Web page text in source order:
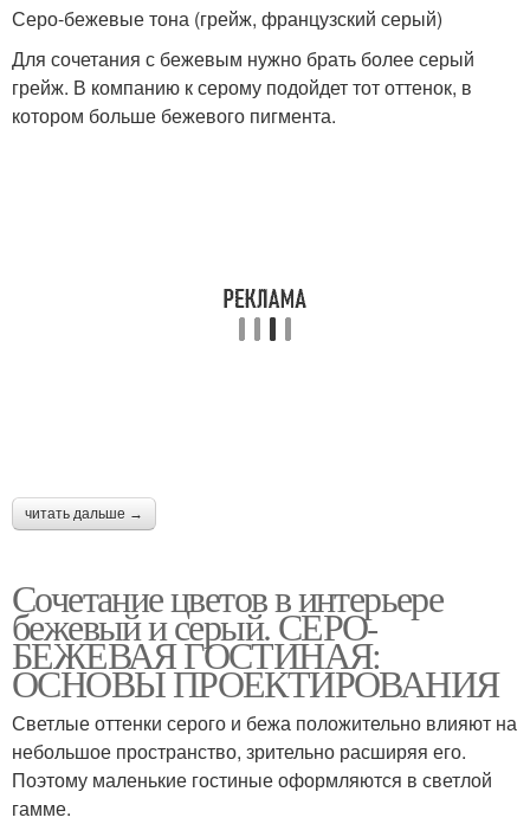
Серо-бежевые тона (грейж, французский серый)
Для сочетания с бежевым нужно брать более серый
грейж. В компанию к серому подойдет тот оттенок, в
котором больше бежевого пигмента.
читать дальше →
Сочетание цветов в интерьере
бежевый и серый. СЕРО-
БЕЖЕВАЯ ГОСТИНАЯ:
ОСНОВЫ ПРОЕКТИРОВАНИЯ
Светлые оттенки серого и бежа положительно влияют на
небольшое пространство, зрительно расширяя его.
Поэтому маленькие гостиные оформляются в светлой
гамме.